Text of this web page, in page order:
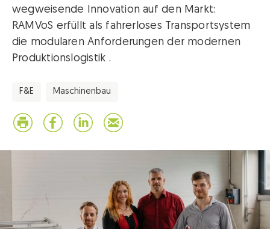
wegweisende Innovation auf den Markt:
RAMVoS erfüllt als fahrerloses Transportsystem
die modularen Anforderungen der modernen
Produktionslogistik .
F&E Maschinenbau